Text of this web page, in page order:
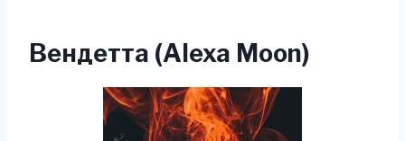
Вендетта (Alexa Moon)